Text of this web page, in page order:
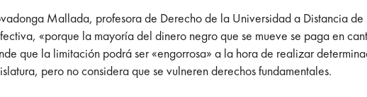
Mallada, profesora de Derecho de la Universidad a Distancia
«porque la mayoría del dinero negro que se mueve se paga en
que la limitación podrá ser «engorrosa» a la hora de realizar
pero no considera que se vulneren derechos fundamentales.